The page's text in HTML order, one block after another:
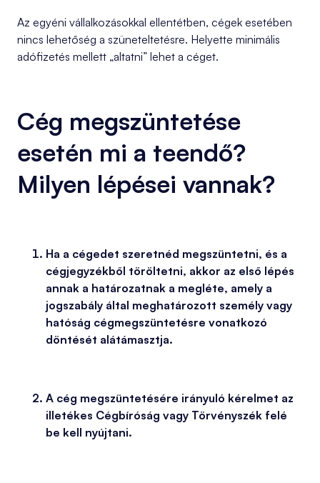
Az egyéni vállalkozásokkal ellentétben, cégek esetében
nincs lehetőség a szüneteltetésre. Helyette minimális
adófizetés mellett „altatni” lehet a céget.
Cég megszüntetése
esetén mi a teendő?
Milyen lépései vannak?
Ha a cégedet szeretnéd megszüntetni, és a
cégjegyzékből töröltetni, akkor az első lépés
annak a határozatnak a megléte, amely a
jogszabály által meghatározott személy vagy
hatóság cégmegszüntetésre vonatkozó
döntését alátámasztja.
A cég megszüntetésére irányuló kérelmet az
illetékes Cégbíróság vagy Törvényszék felé
be kell nyújtani.